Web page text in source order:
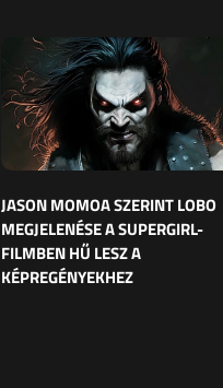
JASON MOMOA SZERINT LOBO
MEGJELENÉSE A SUPERGIRL-
FILMBEN HŰ LESZ A
KÉPREGÉNYEKHEZ